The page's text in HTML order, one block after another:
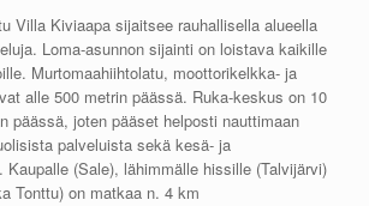
Villa Kiviaapa sijaitsee rauhallisella alueella
Loma-asunnon sijainti on loistava kaikille
Murtomaahiihtolatu, moottorikelkka- ja
alle 500 metrin päässä. Ruka-keskus on 10
päässä, joten pääset helposti nauttimaan
palveluista sekä kesä- ja
(Sale), lähimmälle hissille (Talvijärvi)
Tonttu) on matkaa n. 4 km